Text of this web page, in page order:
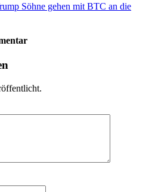
Söhne gehen mit BTC an die